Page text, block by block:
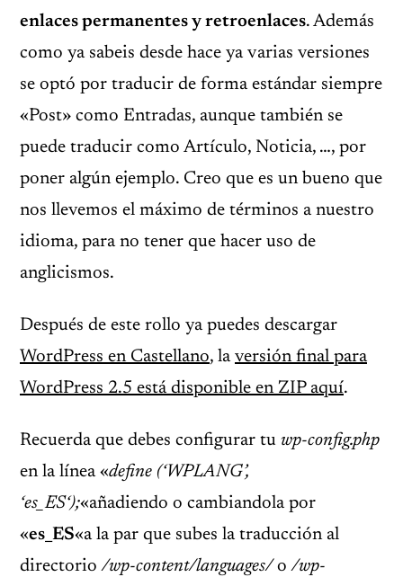
enlaces permanentes y retroenlaces. Además
como ya sabeis desde hace ya varias versiones
se optó por traducir de forma estándar siempre
«Post» como Entradas, aunque también se
puede traducir como Artículo, Noticia, …, por
poner algún ejemplo. Creo que es un bueno que
nos llevemos el máximo de términos a nuestro
idioma, para no tener que hacer uso de
anglicismos.
Después de este rollo ya puedes descargar
WordPress en Castellano, la versión final para
WordPress 2.5 está disponible en ZIP aquí.
Recuerda que debes configurar tu wp-config.php
en la línea «define (‘WPLANG’,
‘es_ES‘);«añadiendo o cambiandola por
«es_ES«a la par que subes la traducción al
directorio/wp-content/languages/ o /wp-